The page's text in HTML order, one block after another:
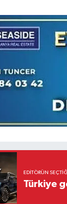
EDITÖRÜN SEÇTIĞI
Türkiye